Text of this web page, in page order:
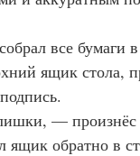
все бумаги в
ящик
— произнёс
ящик обратно в